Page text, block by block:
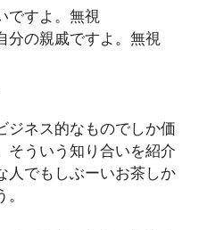
ですよ。無視
分の親戚ですよ。無視
ジネス的なものでしか価
そういう知り合いを紹介
人でもしぶーいお茶しか